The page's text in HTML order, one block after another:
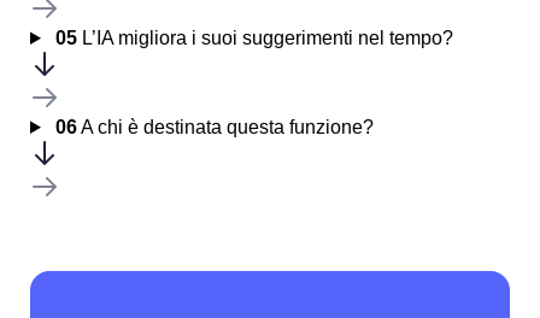
05L’IA migliora i suoi suggerimenti nel tempo?
06A chi è destinata questa funzione?